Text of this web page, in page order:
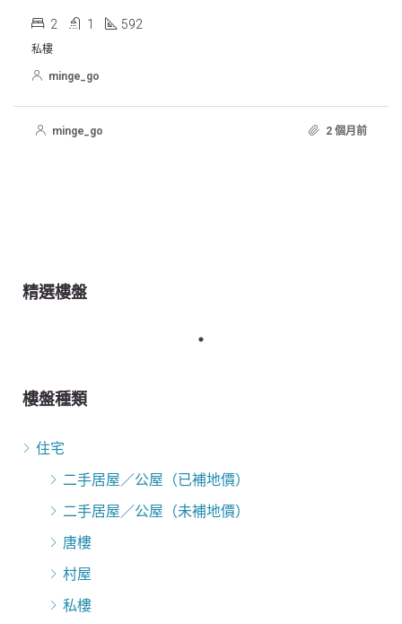
2 1 592
私樓
minge_go
minge_go 2 個月前
精選樓盤
樓盤種類
住宅
二手居屋／公屋（已補地價）
二手居屋／公屋（未補地價）
唐樓
村屋
私樓